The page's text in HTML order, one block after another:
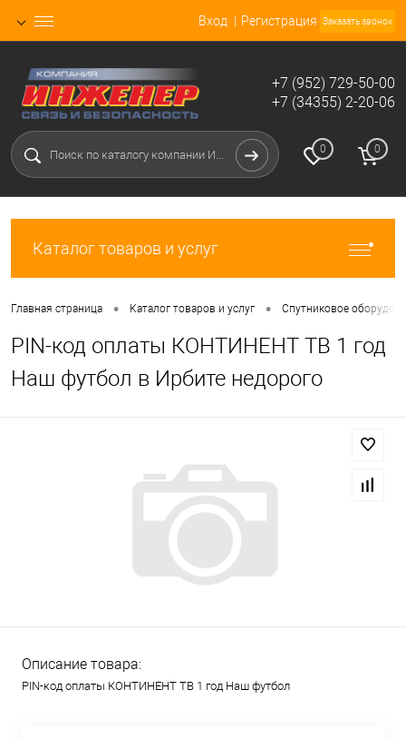
Вход Регистрация Заказать звонок
+7 (952) 729-50-00
+7 (34355) 2-20-06
0 0
Каталог товаров и услуг
Главная страница • Каталог товаров и услуг • Спутниковое
PIN-код оплаты КОНТИНЕНТ ТВ 1 год
Наш футбол в Ирбите недорого
Описание товара:
PIN-код оплаты КОНТИНЕНТ ТВ 1 год Наш футбол